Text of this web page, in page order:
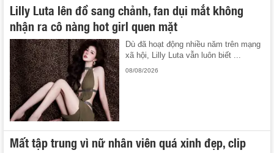
Lilly Luta lên đồ sang chảnh, fan dụi mắt không
nhận ra cô nàng hot girl quen mặt
Dù đã hoạt động nhiều năm trên mạng
xã hội, Lilly Luta vẫn luôn biết ...
08/08/2026
Mất tập trung vì nữ nhân viên quá xinh đẹp, clip